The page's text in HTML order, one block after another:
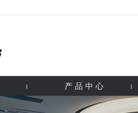
产品中心